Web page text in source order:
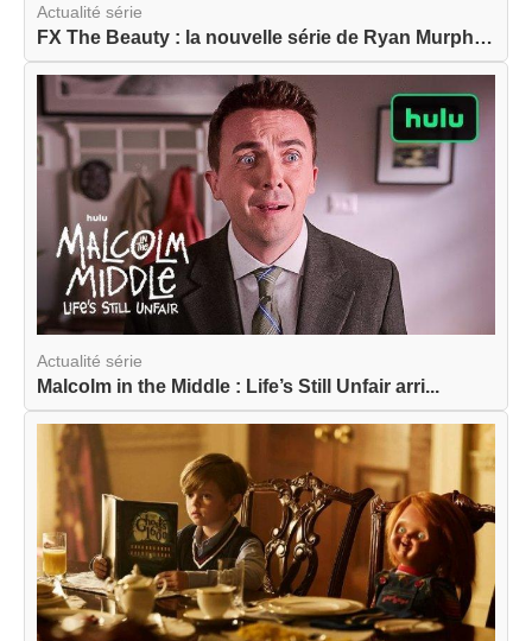
Actualité série
FX The Beauty : la nouvelle série de Ryan Murphy...
Actualité série
Malcolm in the Middle : Life’s Still Unfair arri...